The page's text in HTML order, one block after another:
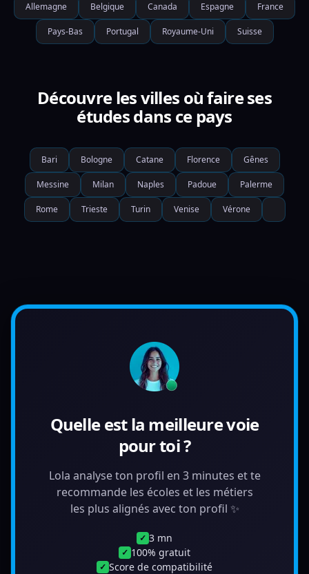
Allemagne Belgique Canada Espagne France
Pays-Bas Portugal Royaume-Uni Suisse
Découvre les villes où faire ses
études dans ce pays
Bari Bologne Catane Florence Gênes
Messine Milan Naples Padoue Palerme
Rome Trieste Turin Venise Vérone
Quelle est la meilleure voie
pour toi ?
Lola analyse ton profil en 3 minutes et te
recommande les écoles et les métiers
les plus alignés avec ton profil ✨
✓ 3 mn
✓ 100% gratuit
✓ Score de compatibilité